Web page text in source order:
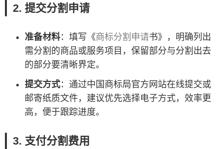
2. 提交分割申请
准备材料：填写《商标分割申请书》，明确列出
需分割的商品或服务项目，保留部分与分割出去
的部分要清晰界定。
提交方式：通过中国商标局官方网站在线提交或
邮寄纸质文件，建议优先选择电子方式，效率更
高，便于跟踪进度。
3. 支付分割费用